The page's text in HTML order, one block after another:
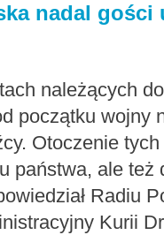
nadal gości
należących
początku wojny
Otoczenie
państwa, ale też
Radiu
Kurii